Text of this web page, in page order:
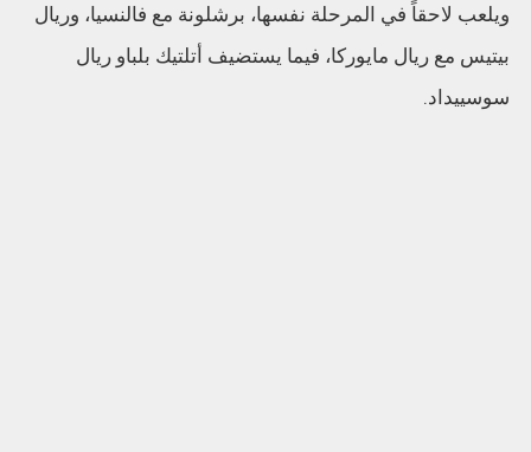
ويلعب لاحقاً في المرحلة نفسها، برشلونة مع فالنسيا، وريال
بيتيس مع ريال مايوركا، فيما يستضيف أتلتيك بلباو ريال
سوسييداد.